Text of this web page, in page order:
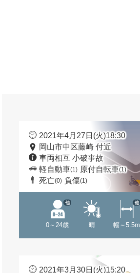
2021年4月27日(火)18:30
岡山市中区藤崎 付近
車両相互 小破事故
軽自動車(1) 原付自転車(1)
死亡(0) 負傷(1)
0～24歳
他
晴 幅～5.5m
他
2021年3月30日(火)15:20